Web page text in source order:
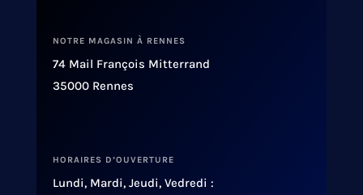
NOTRE MAGASIN À RENNES
74 Mail François Mitterrand
35000 Rennes
HORAIRES D’OUVERTURE
Lundi, Mardi, Jeudi, Vedredi :